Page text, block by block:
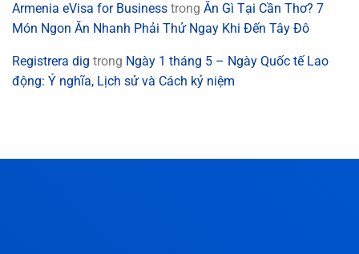
Armenia eVisa for Business trong Ăn Gì Tại Cần Thơ? 7
Món Ngon Ăn Nhanh Phải Thử Ngay Khi Đến Tây Đô
Registrera dig trong Ngày 1 tháng 5 – Ngày Quốc tế Lao
động: Ý nghĩa, Lịch sử và Cách kỷ niệm